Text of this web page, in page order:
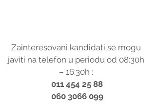
Zainteresovani kandidati se mogu
javiti na telefon u periodu od 08:30h
– 16:30h :
011 454 25 88
060 3066 099